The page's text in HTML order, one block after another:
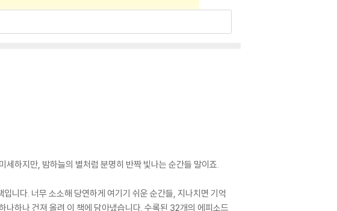
하지만, 밤하늘의 별처럼 분명히 반짝 빛나는 순간들 말이죠.
입니다. 너무 소소해 당연하게 여기기 쉬운 순간들, 지나치면 기억
나하나 건져 올려 이 책에 담아냈습니다. 수록된 32개의 에피소드